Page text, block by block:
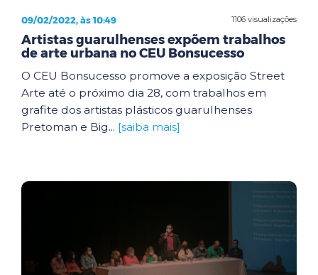
1106 visualizações
09/02/2022, às 10:49
Artistas guarulhenses expõem trabalhos
de arte urbana no CEU Bonsucesso
O CEU Bonsucesso promove a exposição Street
Arte até o próximo dia 28, com trabalhos em
grafite dos artistas plásticos guarulhenses
Pretoman e Big... [saiba mais]